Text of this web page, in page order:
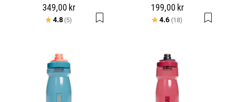
349,00 kr
Betyg:
4.8(5) utav 5 stjärnor
199,00 kr
Betyg:
4.6 (18) utav 5